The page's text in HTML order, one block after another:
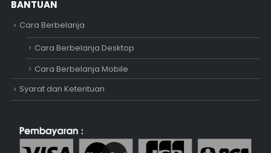
BANTUAN
Cara Berbelanja
Cara Berbelanja Desktop
Cara Berbelanja Mobile
Syarat dan Ketentuan